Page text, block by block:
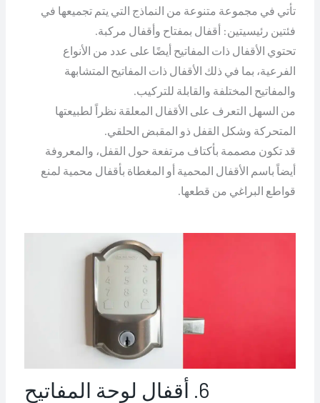
تأتي في مجموعة متنوعة من النماذج التي يتم تجميعها في
فئتين رئيسيتين: أقفال بمفتاح وأقفال مركبة.
تحتوي الأقفال ذات المفاتيح أيضًا على عدد من الأنواع
الفرعية، بما في ذلك الأقفال ذات المفاتيح المتشابهة
والمفاتيح المختلفة والقابلة للتركيب.
من السهل التعرف على الأقفال المعلقة نظراً لطبيعتها
المتحركة وشكل القفل ذو المقبض الحلقي.
قد تكون مصممة بأكتاف مرتفعة حول القفل، والمعروفة
أيضاً باسم الأقفال المحمية أو المغطاة بأقفال محمية لمنع
قواطع البراغي من قطعها.
6. أقفال لوحة المفاتيح